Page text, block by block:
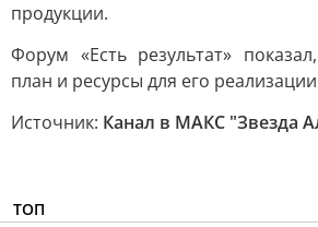
продукции.
Форум «Есть результат»
план и ресурсы для его
Источник: Канал в МАКС "Звезда
ТОП